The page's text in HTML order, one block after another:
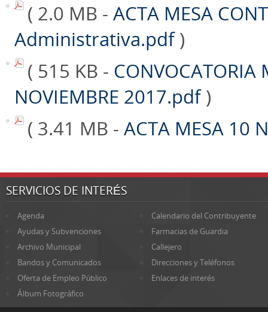
( 2.0 MB - ACTA MESA
Administrativa.pdf)
( 515 KB - CONVOCATORIA
NOVIEMBRE 2017.pdf)
( 3.41 MB - ACTA MESA 10
SERVICIOS DE INTERÉS
Agenda
Calendario del Contribuyente
Ayudas y Subvenciones
Farmacias de Guardia
Archivo Municipal
Callejero
Bandos y Comunicados
Direcciones y Teléfonos
Oferta de Empleo Público
Enlaces de interés
Álbum Fotográfico